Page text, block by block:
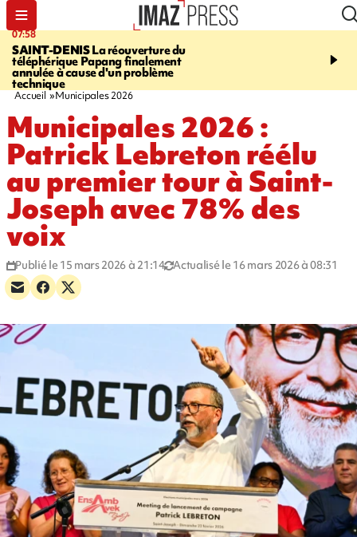
07:58
SAINT-DENISLa réouverture du
téléphérique Papang finalement
annulée à cause d'un problème
technique
10:02
intègrent des centres
Accueil Municipales 2026
Municipales 2026 :
Patrick Lebreton réélu
au premier tour à Saint-
Joseph avec 78% des
voix
Publié le 15 mars 2026 à 21:14 Actualisé le 16 mars 2026 à 08:31